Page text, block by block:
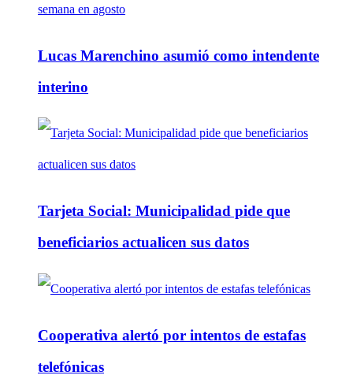
Lucas Marenchino asumió como intendente
interino
Tarjeta Social: Municipalidad pide que
beneficiarios actualicen sus datos
Cooperativa alertó por intentos de estafas
telefónicas